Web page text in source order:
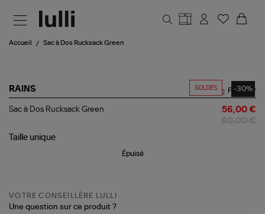
Accueil Sac à Dos Rucksack Green
SOLDES -30%
RAINS
Sac
Rucksack
Partager
Sac à Dos Rucksack Green 56,00 €
Taille unique
Épuisé
VOTRE CONSEILLÈRE LULLI
Une question sur ce produit ?